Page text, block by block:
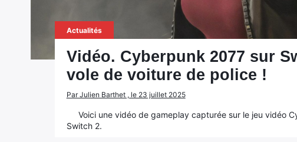
Actualités
Vidéo. Cyberpunk 2077 sur
vole de voiture de police !
Par Julien Barthet , le 23 juillet 2025
Voici une vidéo de gameplay capturée sur le jeu vidéo
Switch 2.